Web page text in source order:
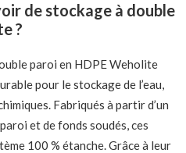
de stockage à double
?
paroi en HDPE Weholite
pour le stockage de l’eau,
Fabriqués à partir d’un
et de fonds soudés, ces
100 % étanche. Grâce à leur